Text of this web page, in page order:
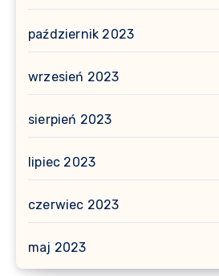
październik 2023
wrzesień 2023
sierpień 2023
lipiec 2023
czerwiec 2023
maj 2023